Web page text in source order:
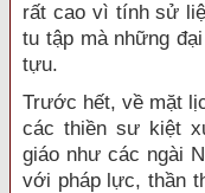
rất cao vì tính sử
tu tập mà những
tựu.
Trước hết, về mặt
các thiền sư kiệt
giáo như các ngài
với pháp lực, thần